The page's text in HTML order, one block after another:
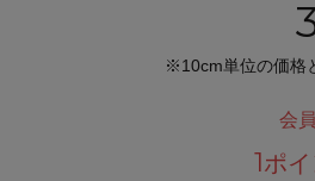
※10cm単位の価格
会
1ポ